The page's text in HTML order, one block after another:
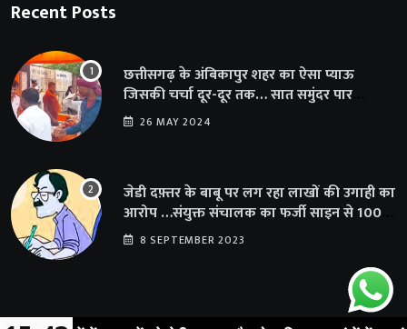
Recent Posts
छत्तीसगढ़ के अंबिकापुर शहर का ऐसा प्याऊ
जिसकी चर्चा दूर-दूर तक… सात समुंदर पार
अमेरिका से भी पहुंचा सहयोग
26 MAY 2024
जेडी दफ़्तर के बाबू पर लग रहा लाखों की उगाही का
आरोप …संयुक्त संचालक का फर्जी साइन से 100
शिक्षकों क़ो थमाया संशोधन आदेश
8 SEPTEMBER 2023